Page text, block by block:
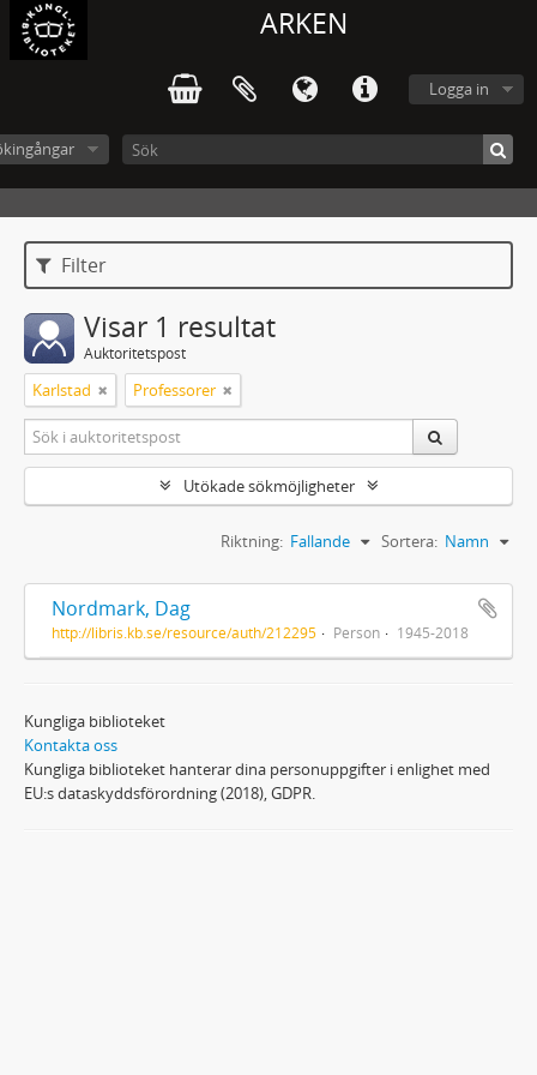
ARKEN
Logga in
Filter
Visar 1 resultat
Auktoritetspost
Karlstad Professorer
Utökade sökmöjligheter
Sortera: Namn
Riktning: Fallande
Nordmark, Dag
http://libris.kb.se/resource/auth/212295 Person 1945-2018
Kungliga biblioteket
Kontakta oss
Kungliga biblioteket hanterar dina personuppgifter i enlighet med
EU:s dataskyddsförordning (2018), GDPR.